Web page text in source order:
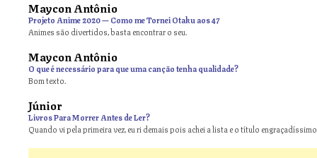
Maycon Antônio
Projeto Anime 2020 — Como me Tornei Otaku aos 47
Animes são divertidos, basta encontrar o seu.
Maycon Antônio
O que é necessário para que uma canção tenha qualidade?
Bom texto.
Júnior
Livros Para Morrer Antes de Ler?
Quando vi pela primeira vez, eu ri demais pois achei a lista e o título